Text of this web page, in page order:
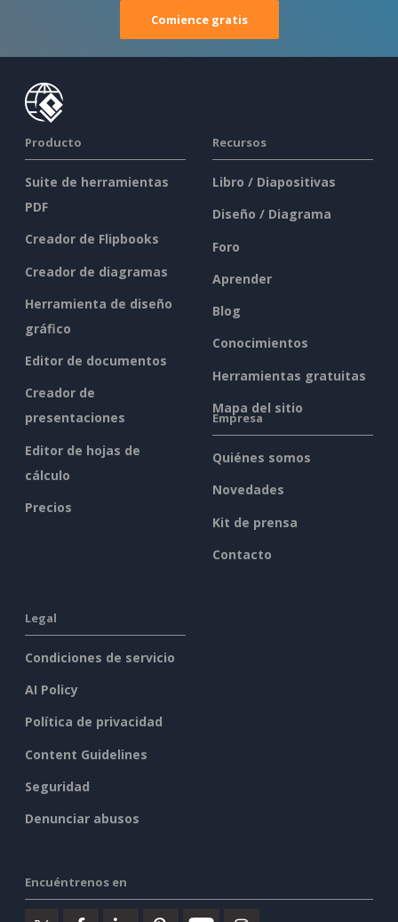
Comience gratis
Producto
Suite de herramientas
PDF
Creador de Flipbooks
Creador de diagramas
Herramienta de diseño
gráfico
Editor de documentos
Creador de
presentaciones
Editor de hojas de
cálculo
Precios
Recursos
Libro / Diapositivas
Diseño / Diagrama
Foro
Aprender
Blog
Conocimientos
Herramientas gratuitas
Mapa del sitio
Empresa
Quiénes somos
Novedades
Kit de prensa
Contacto
Legal
Condiciones de servicio
AI Policy
Política de privacidad
Content Guidelines
Seguridad
Denunciar abusos
Encuéntrenos en